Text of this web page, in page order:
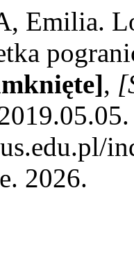
Emilia.
,
2026.